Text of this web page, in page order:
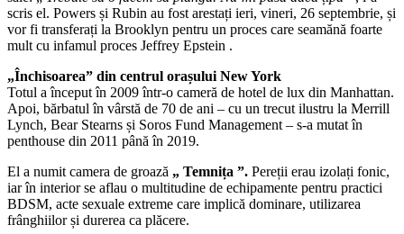
scris el. Powers și Rubin au fost arestați ieri, vineri, 26 septembrie, și
vor fi transferați la Brooklyn pentru un proces care seamănă foarte
mult cu infamul proces Jeffrey Epstein .
„Închisoarea” din centrul orașului New York
Totul a început în 2009 într-o cameră de hotel de lux din Manhattan.
Apoi, bărbatul în vârstă de 70 de ani – cu un trecut ilustru la Merrill
Lynch, Bear Stearns și Soros Fund Management – s-a mutat în
penthouse din 2011 până în 2019.
El a numit camera de groază „ Temnița ”. Pereții erau izolați fonic,
iar în interior se aflau o multitudine de echipamente pentru practici
BDSM, acte sexuale extreme care implică dominare, utilizarea
frânghiilor și durerea ca plăcere.